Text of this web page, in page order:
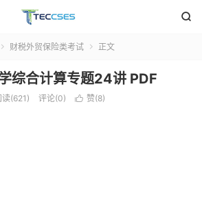

 财税外贸保险类考试  正文
综合计算专题24讲 PDF
读(621) 评论(0)  赞(8)